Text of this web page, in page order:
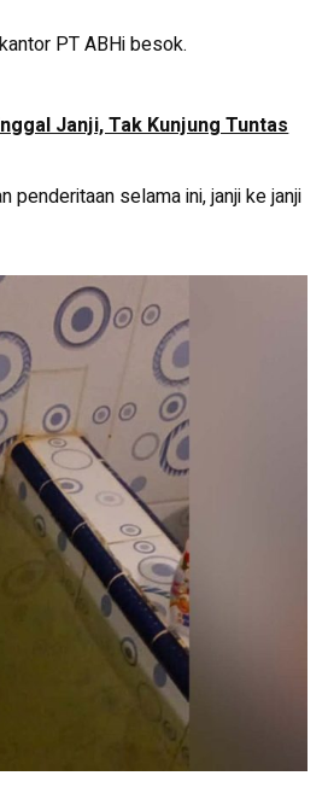
PT ABHi besok.
Janji, Tak Kunjung Tuntas
penderitaan selama ini, janji ke janji